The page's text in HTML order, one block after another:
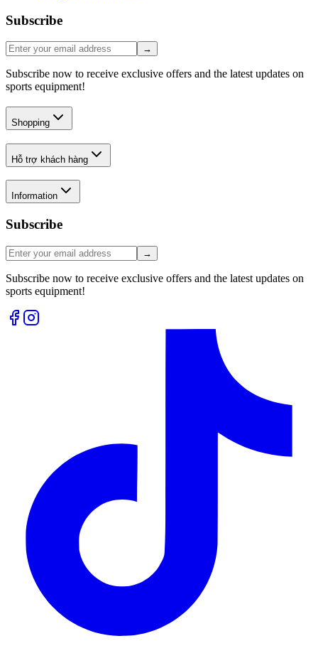
Subscribe
→
Subscribe now to receive exclusive offers and the latest updates on
sports equipment!
Shopping
Hỗ trợ khách hàng
Information
Subscribe
→
Subscribe now to receive exclusive offers and the latest updates on
sports equipment!